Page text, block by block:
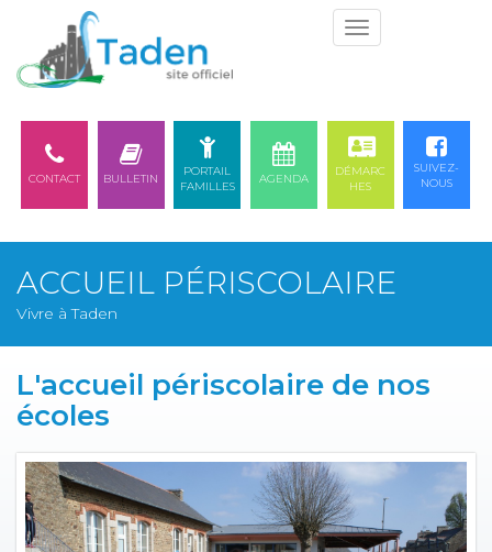
CONTACT BULLETIN
PORTAIL
FAMILLES
AGENDA
DÉMARC
HES
SUIVEZ-
NOUS
ACCUEIL PÉRISCOLAIRE
Vivre à Taden
L'accueil périscolaire de nos
écoles